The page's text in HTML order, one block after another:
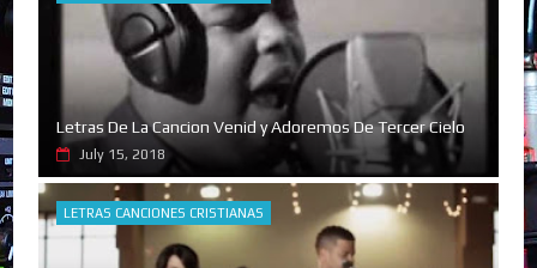
Letras De La Cancion Venid y Adoremos De Tercer Cielo
July 15, 2018
LETRAS CANCIONES CRISTIANAS